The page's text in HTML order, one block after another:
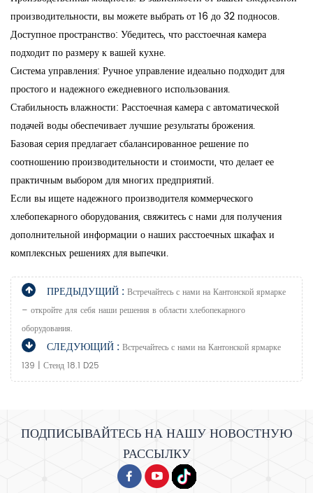
производительности, вы можете выбрать от 16 до 32 подносов.
Доступное пространство: Убедитесь, что расстоечная камера
подходит по размеру к вашей кухне.
Система управления: Ручное управление идеально подходит для
простого и надежного ежедневного использования.
Стабильность влажности: Расстоечная камера с автоматической
подачей воды обеспечивает лучшие результаты брожения.
Базовая серия предлагает сбалансированное решение по
соотношению производительности и стоимости, что делает ее
практичным выбором для многих предприятий.
Если вы ищете надежного производителя коммерческого
хлебопекарного оборудования, свяжитесь с нами для получения
дополнительной информации о наших расстоечных шкафах и
комплексных решениях для выпечки.
ПРЕДЫДУЩИЙ : Встречайтесь с нами на Кантонской ярмарке
– откройте для себя наши решения в области хлебопекарного
оборудования.
СЛЕДУЮЩИЙ : Встречайтесь с нами на Кантонской ярмарке
139 | Стенд 18.1 D25
ПОДПИСЫВАЙТЕСЬ НА НАШУ НОВОСТНУЮ
РАССЫЛКУ